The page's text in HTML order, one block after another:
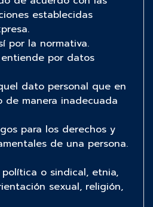
establecidas
por la normativa.
entiende por datos
dato personal que en
manera inadecuada
para los derechos y
de una persona.
o sindical, etnia,
sexual, religión,